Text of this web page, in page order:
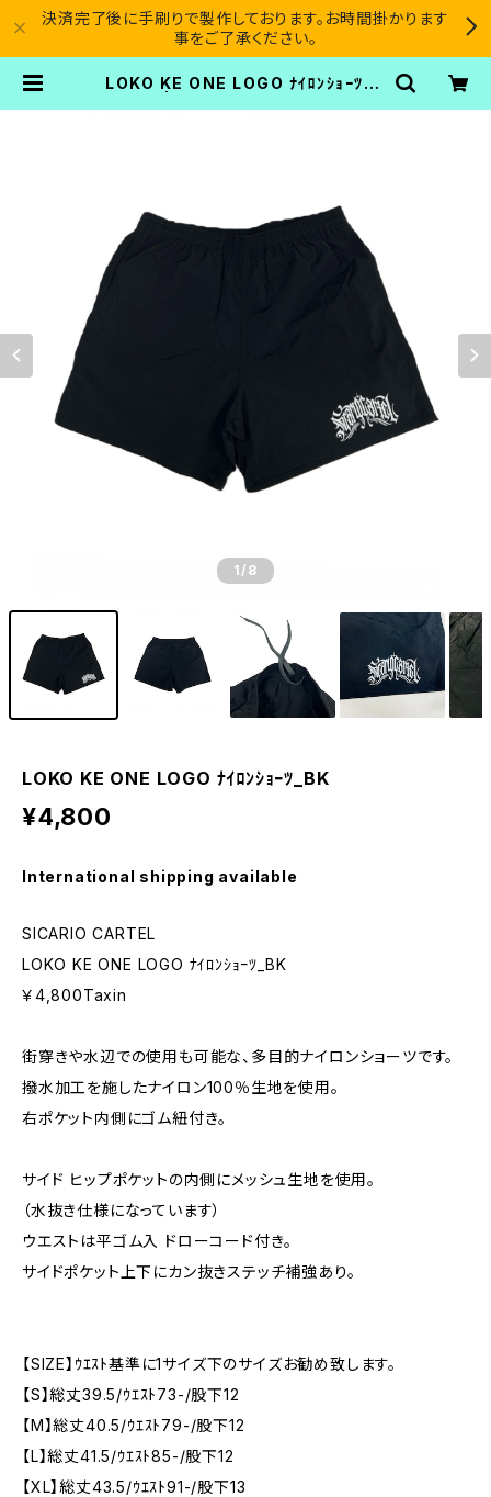
決済完了後に手刷りで製作しております。お時間掛かります
事をご了承ください。
LOKO KE ONE LOGO ﾅｲﾛﾝｼｮｰﾂ_B
1/8
LOKO KE ONE LOGO ﾅｲﾛﾝｼｮｰﾂ_BK
¥4,800
International shipping available
SICARIO CARTEL
LOKO KE ONE LOGO ﾅｲﾛﾝｼｮｰﾂ_BK
￥4,800Taxin
街穿きや水辺での使用も可能な、多目的ナイロンショーツです。
撥水加工を施したナイロン100％生地を使用。
右ポケット内側にゴム紐付き。
サイド ヒップポケットの内側にメッシュ生地を使用。
（水抜き仕様になっています）
ウエストは平ゴム入 ドローコード付き。
サイドポケット上下にカン抜きステッチ補強あり。
【SIZE】ｳｴｽﾄ基準に1サイズ下のサイズお勧め致します。
【S】総丈39.5/ｳｴｽﾄ73-/股下12
【M】総丈40.5/ｳｴｽﾄ79-/股下12
【L】総丈41.5/ｳｴｽﾄ85-/股下12
【XL】総丈43.5/ｳｴｽﾄ91-/股下13